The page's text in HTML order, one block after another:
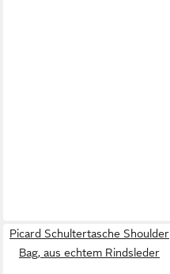
Picard Schultertasche Shoulder
Bag, aus echtem Rindsleder